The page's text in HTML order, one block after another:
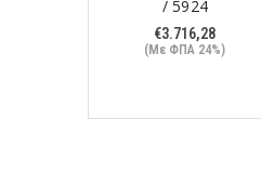
/ 5924
€3.716,28
(Με ΦΠΑ 24%)